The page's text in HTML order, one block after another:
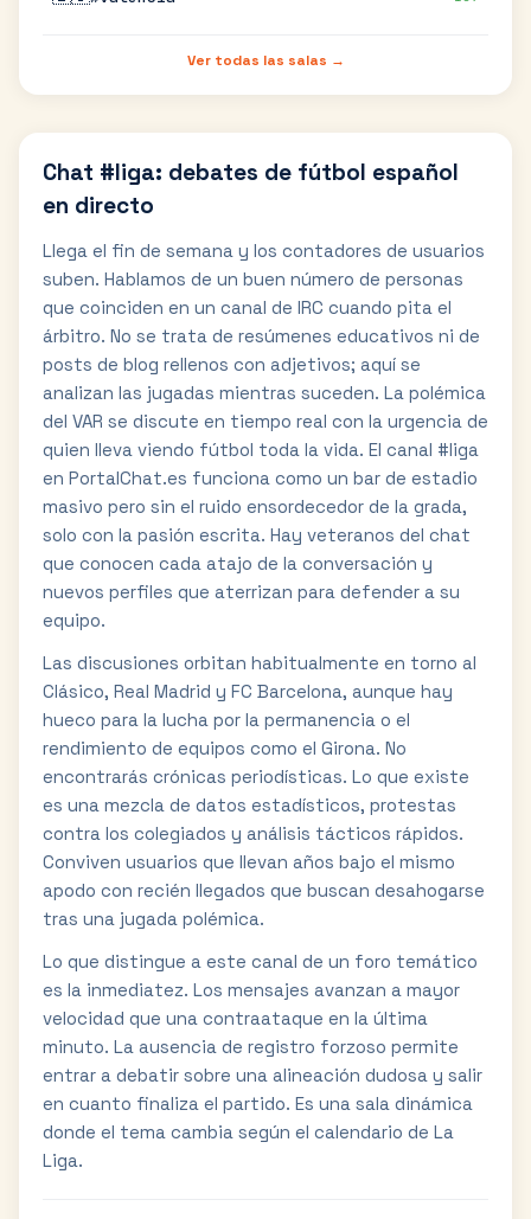
Ver todas las salas →
Chat #liga: debates de fútbol español
en directo
Llega el fin de semana y los contadores de usuarios
suben. Hablamos de un buen número de personas
que coinciden en un canal de IRC cuando pita el
árbitro. No se trata de resúmenes educativos ni de
posts de blog rellenos con adjetivos; aquí se
analizan las jugadas mientras suceden. La polémica
del VAR se discute en tiempo real con la urgencia de
quien lleva viendo fútbol toda la vida. El canal #liga
en PortalChat.es funciona como un bar de estadio
masivo pero sin el ruido ensordecedor de la grada,
solo con la pasión escrita. Hay veteranos del chat
que conocen cada atajo de la conversación y
nuevos perfiles que aterrizan para defender a su
equipo.
Las discusiones orbitan habitualmente en torno al
Clásico, Real Madrid y FC Barcelona, aunque hay
hueco para la lucha por la permanencia o el
rendimiento de equipos como el Girona. No
encontrarás crónicas periodísticas. Lo que existe
es una mezcla de datos estadísticos, protestas
contra los colegiados y análisis tácticos rápidos.
Conviven usuarios que llevan años bajo el mismo
apodo con recién llegados que buscan desahogarse
tras una jugada polémica.
Lo que distingue a este canal de un foro temático
es la inmediatez. Los mensajes avanzan a mayor
velocidad que una contraataque en la última
minuto. La ausencia de registro forzoso permite
entrar a debatir sobre una alineación dudosa y salir
en cuanto finaliza el partido. Es una sala dinámica
donde el tema cambia según el calendario de La
Liga.